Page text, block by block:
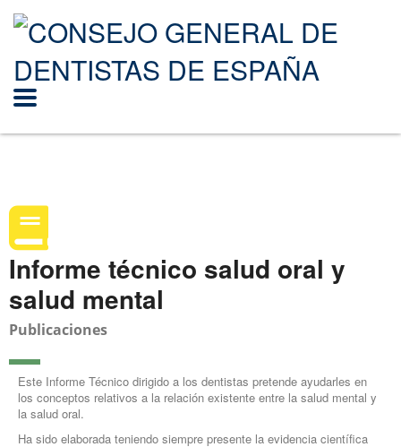
Informe técnico salud oral y
salud mental
Publicaciones
Este Informe Técnico dirigido a los dentistas pretende ayudarles en
los conceptos relativos a la relación existente entre la salud mental y
la salud oral.
Ha sido elaborada teniendo siempre presente la evidencia científica